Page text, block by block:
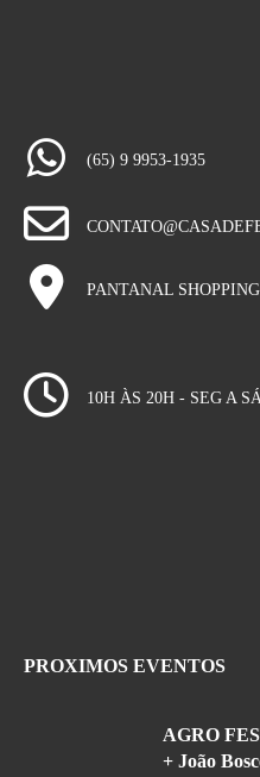
(65) 9 9953-1935
PANTANAL SHOPPING
10H ÀS 20H - SEG A
PROXIMOS EVENTOS
AGRO
+ João